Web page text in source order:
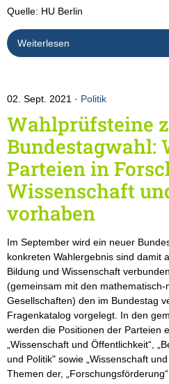
Quelle: HU Berlin
Weiterlesen
02. Sept. 2021 Politik
Wahlprüfsteine
Bundestagwahl:
Parteien in
Wissenschaft
vorhaben
Im September wird ein neuer
konkreten Wahlergebnis sind damit
Bildung und Wissenschaft
(gemeinsam mit den mathematisch-
Gesellschaften) den im Bundestag
Fragenkatalog vorgelegt. In den
werden die Positionen der Parteien
„Wissenschaft und Öffentlichkeit“,
und Politik" sowie „Wissenschaft
Themen der,